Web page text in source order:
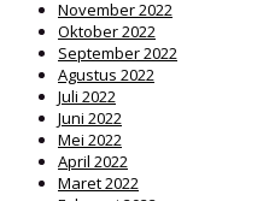
November 2022
Oktober 2022
September 2022
Agustus 2022
Juli 2022
Juni 2022
Mei 2022
April 2022
Maret 2022